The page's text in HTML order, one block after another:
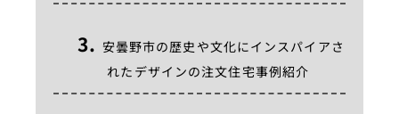
安曇野市の歴史や文化にインスパイアさ
れたデザインの注文住宅事例紹介